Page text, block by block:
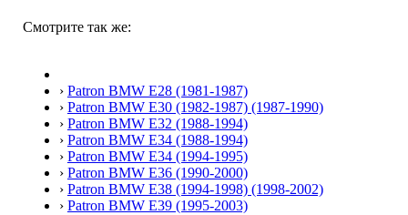
Смотрите так же:
› Patron BMW E28 (1981-1987)
› Patron BMW E30 (1982-1987) (1987-1990)
› Patron BMW E32 (1988-1994)
› Patron BMW E34 (1988-1994)
› Patron BMW E34 (1994-1995)
› Patron BMW E36 (1990-2000)
› Patron BMW E38 (1994-1998) (1998-2002)
› Patron BMW E39 (1995-2003)